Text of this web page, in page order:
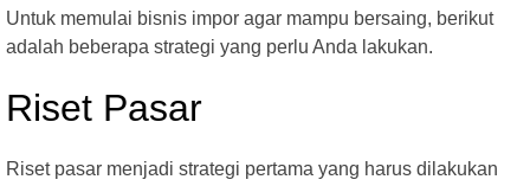
Untuk memulai bisnis impor agar mampu bersaing, berikut
adalah beberapa strategi yang perlu Anda lakukan.
Riset Pasar
Riset pasar menjadi strategi pertama yang harus dilakukan